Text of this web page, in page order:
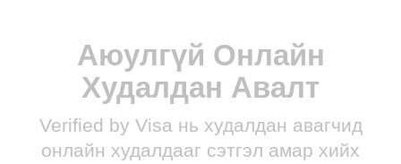
Аюулгүй Онлайн
Худалдан Авалт
Verified by Visa нь худалдан авагчид
онлайн худалдааг сэтгэл амар хийх